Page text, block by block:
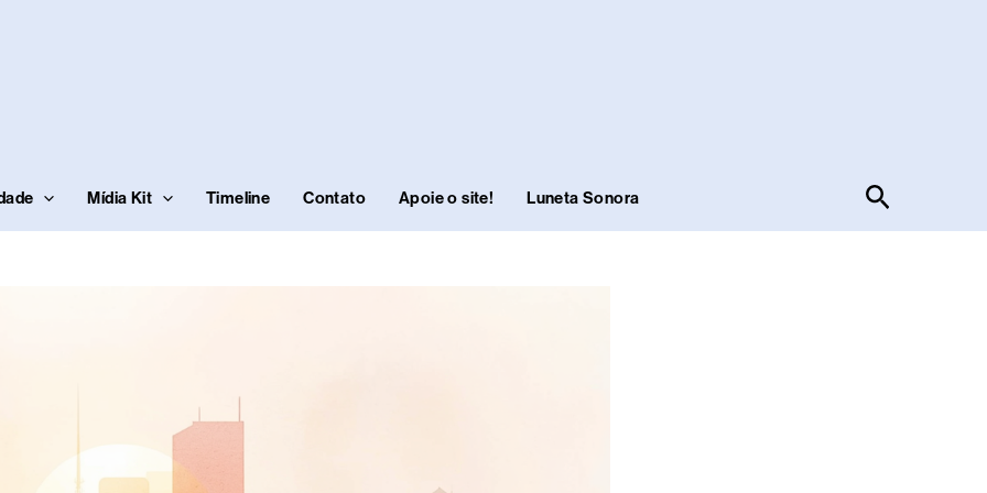
Mídia Kit Timeline Contato Apoie o site! Luneta Sonora Pesquisar